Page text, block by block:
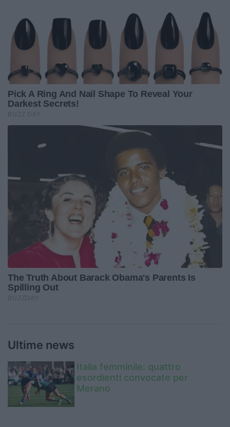
Ultime news
Italia femminile: quattro
esordienti convocate per
Merano